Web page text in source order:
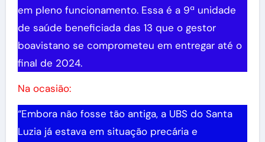
em pleno funcionamento. Essa é a 9ª unidade
de saúde beneficiada das 13 que o gestor
boavistano se comprometeu em entregar até o
final de 2024.
Na ocasião:
“Embora não fosse tão antiga, a UBS do Santa
Luzia já estava em situação precária e